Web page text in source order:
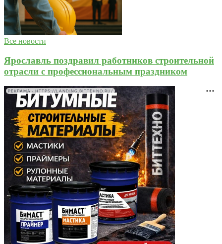
Все новости
Ярославль поздравил работников строительной
отрасли с профессиональным праздником
РЕКЛАМА • HTTPS://LANDING.BITTEHNO.RU/